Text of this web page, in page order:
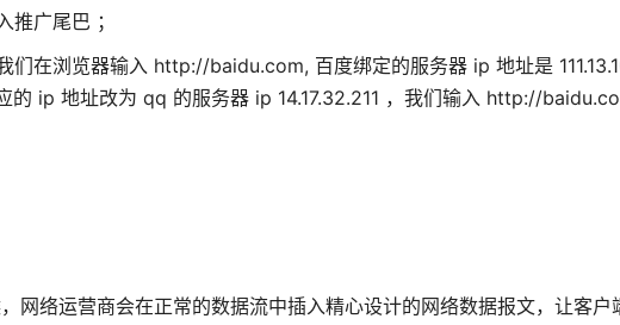
广尾巴 ；
们在浏览器输入 http://baidu.com, 百度绑定的服务器 ip 地址是
ip 地址改为 qq 的服务器 ip 14.17.32.211 ，我们输入 http://
网络运营商会在正常的数据流中插入精心设计的网络数据报文，让客户